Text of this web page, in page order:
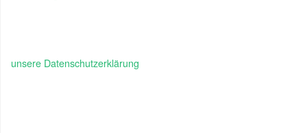
unsere Datenschutzerklärung